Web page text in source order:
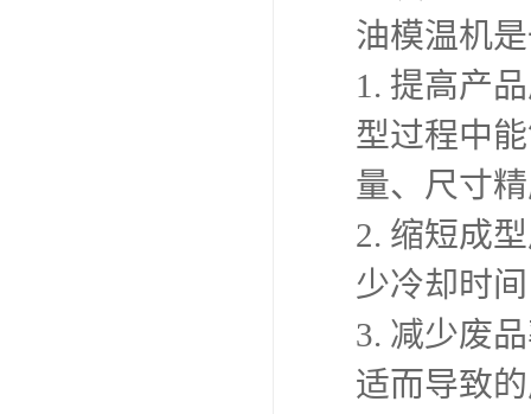
油模温机
1. 提高产
型过程中
量、尺寸
2. 缩短成
少冷却时
3. 减少废
适而导致